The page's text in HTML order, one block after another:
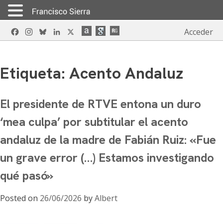
Skip
to
FacebookInstagram
BlueskyLinkedIn Acceder
Etiqueta: Acento Andaluz
El presidente de RTVE entona un duro
‘mea culpa’ por subtitular el acento
andaluz de la madre de Fabián Ruiz: «Fue
un grave error (…) Estamos investigando
qué pasó»
Posted on 26/06/2026 byAlbert